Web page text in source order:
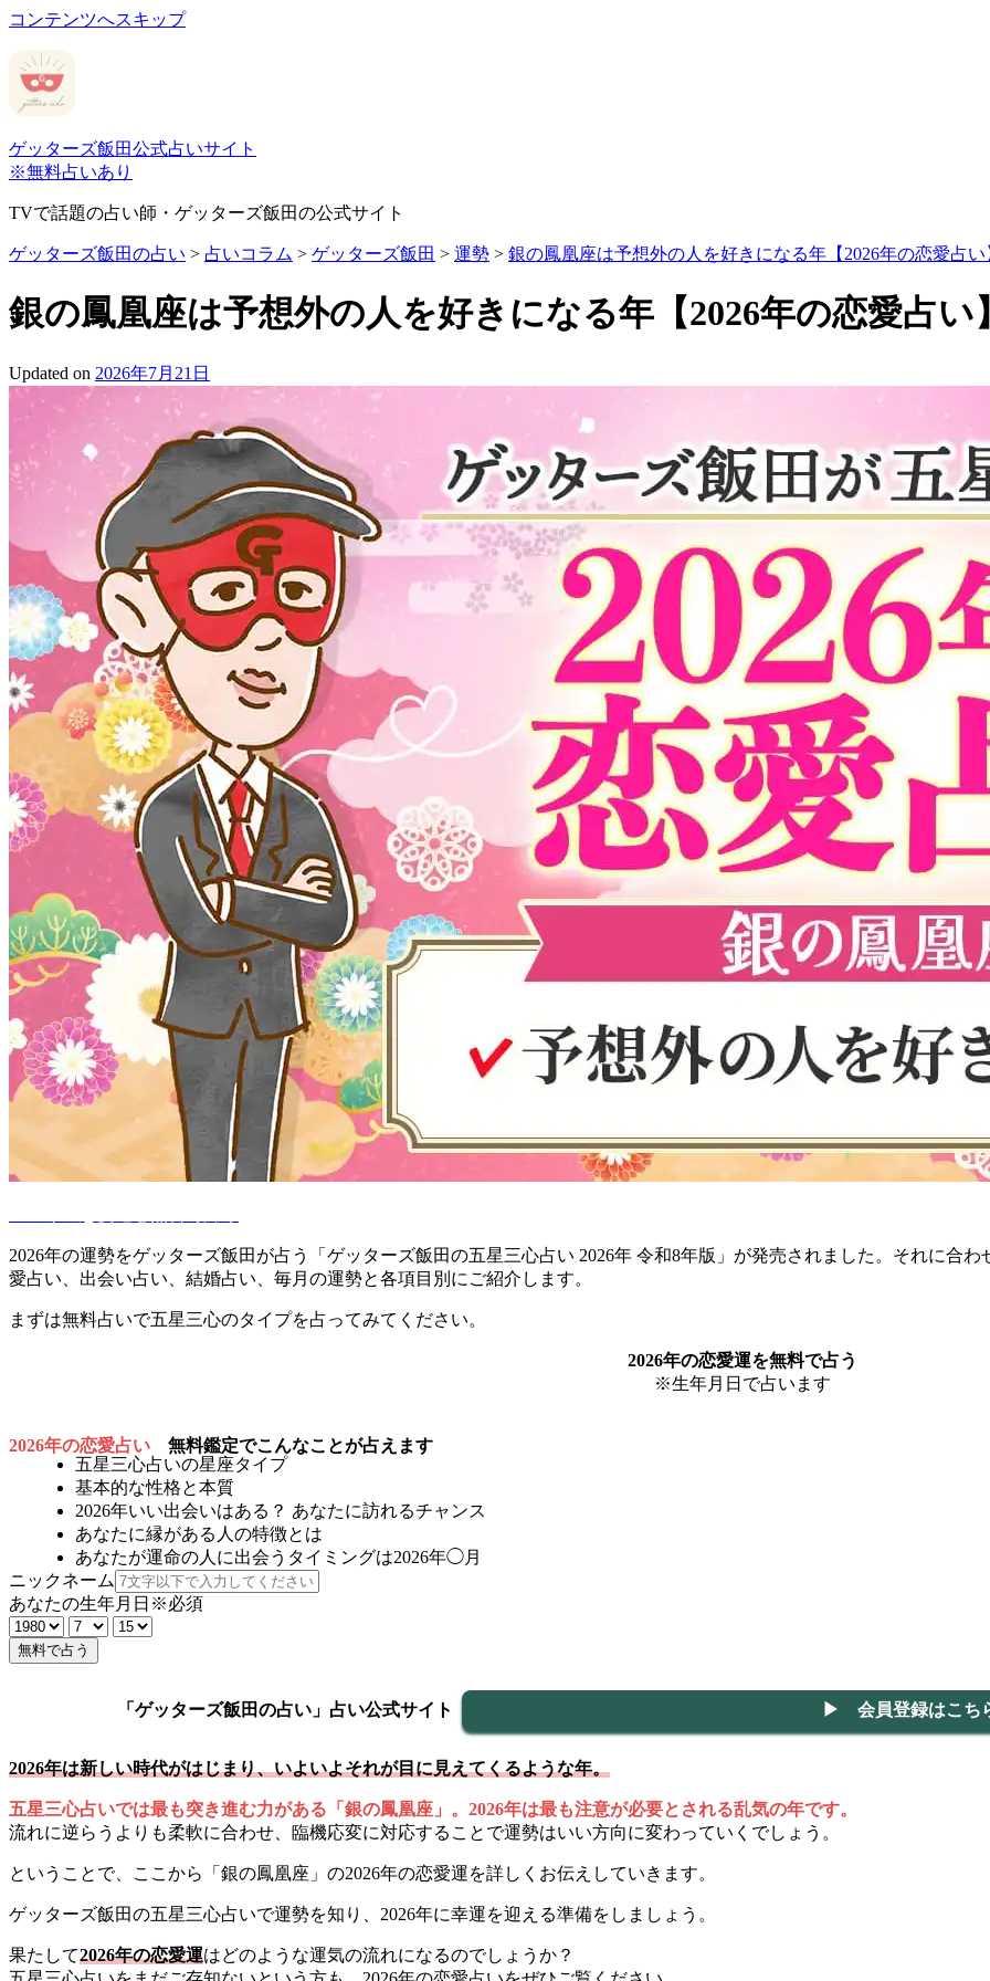
コンテンツへスキップ
ゲッターズ飯田公式占いサイト
※無料占いあり
TVで話題の占い師・ゲッターズ飯田の公式サイト
ゲッターズ飯田の占い > 占いコラム > ゲッターズ飯田 > 運勢 > 銀の鳳凰座は予想外の人を好きになる年【2026年の恋愛占い
銀の鳳凰座は予想外の人を好きになる年【2026年の恋愛占い
Updated on 2026年7月21日
2026年の運勢をゲッターズ飯田が占う「ゲッターズ飯田の五星三心占い 2026年 令和8年版」が発売されました。それに合わ
愛占い、出会い占い、結婚占い、毎月の運勢と各項目別にご紹介します。
まずは無料占いで五星三心のタイプを占ってみてください。
2026年の恋愛運を無料で占う
※生年月日で占います
2026年の恋愛占い 無料鑑定でこんなことが占えます
五星三心占いの星座タイプ
基本的な性格と本質
2026年いい出会いはある？ あなたに訪れるチャンス
あなたに縁がある人の特徴とは
あなたが運命の人に出会うタイミングは2026年◯月
ニックネーム
あなたの生年月日 ※必須
無料で占う
「ゲッターズ飯田の占い」占い公式サイト ▶ 会員登録はこち
2026年は新しい時代がはじまり、いよいよそれが目に見えてくるような年。
五星三心占いでは最も突き進む力がある「銀の鳳凰座」。2026年は最も注意が必要とされる乱気の年です。
流れに逆らうよりも柔軟に合わせ、臨機応変に対応することで運勢はいい方向に変わっていくでしょう。
ということで、ここから「銀の鳳凰座」の2026年の恋愛運を詳しくお伝えしていきます。
ゲッターズ飯田の五星三心占いで運勢を知り、2026年に幸運を迎える準備をしましょう。
果たして2026年の恋愛運はどのような運気の流れになるのでしょうか？